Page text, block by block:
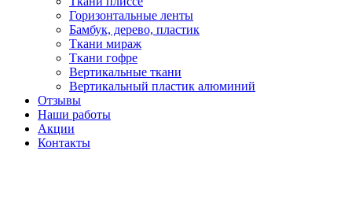
Горизонтальные ленты
Бамбук, дерево, пластик
Ткани мираж
Ткани гофре
Вертикальные ткани
Вертикальный пластик алюминий
Отзывы
Наши работы
Акции
Контакты